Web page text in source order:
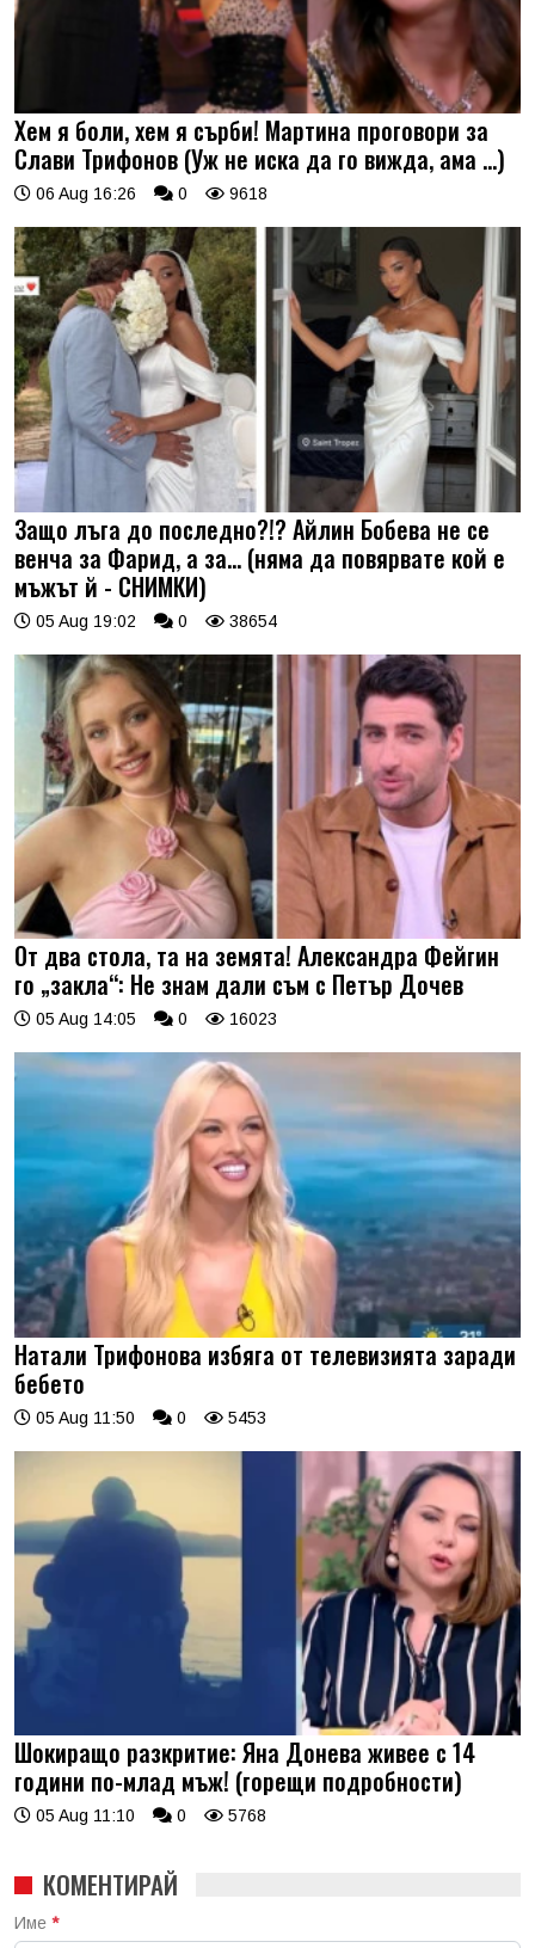
Хем я боли, хем я сърби! Мартина проговори за
Слави Трифонов (Уж не иска да го вижда, ама …)
06 Aug 16:26 0 9618
Защо лъга до последно?!? Айлин Бобева не се
венча за Фарид, а за... (няма да повярвате кой е
мъжът й - СНИМКИ)
05 Aug 19:02 0 38654
От два стола, та на земята! Александра Фейгин
го „закла“: Не знам дали съм с Петър Дочев
05 Aug 14:05 0 16023
Натали Трифонова избяга от телевизията заради
бебето
05 Aug 11:50 0 5453
Шокиращо разкритие: Яна Донева живее с 14
години по-млад мъж! (горещи подробности)
05 Aug 11:10 0 5768
КОМЕНТИРАЙ
Име *